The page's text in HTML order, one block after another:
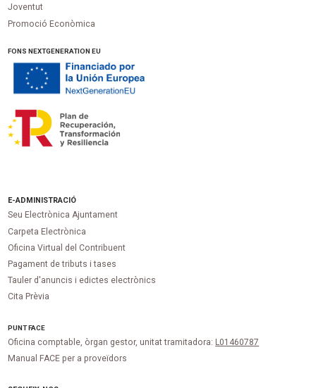
Joventut
Promoció Econòmica
FONS NEXTGENERATION EU
E-ADMINISTRACIÓ
Seu Electrònica Ajuntament
Carpeta Electrònica
Oficina Virtual del Contribuent
Pagament de tributs i tases
Tauler d'anuncis i edictes electrònics
Cita Prèvia
PUNTFACE
Oficina comptable, òrgan gestor, unitat tramitadora: L01460787
Manual FACE per a proveïdors